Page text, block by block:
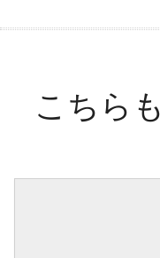
こちら